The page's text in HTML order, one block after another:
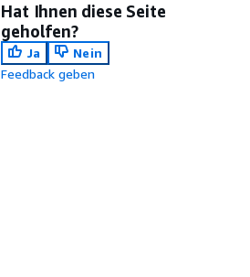
Hat Ihnen diese Seite
geholfen?
Ja
Nein
Feedback geben